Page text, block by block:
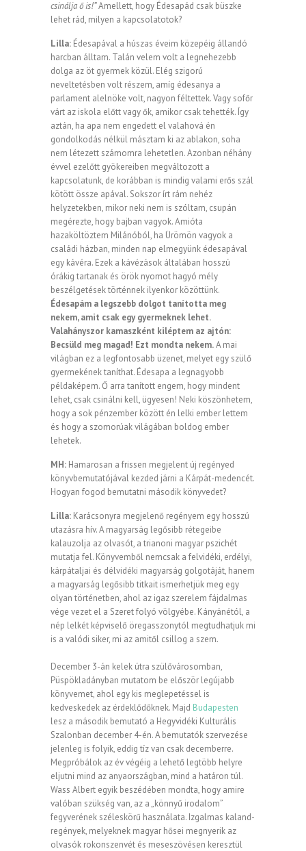
csinálja ő is!”Amellett, hogy Édesapád csak büszke
lehet rád, milyen a kapcsolatotok?
Lilla: Édesapával a húszas éveim közepéig állandó
harcban álltam. Talán velem volt a legnehezebb
dolga az öt gyermek közül. Elég szigorú
neveltetésben volt részem, amíg édesanya a
parlament alelnöke volt, nagyon féltettek. Vagy sofőr
várt az iskola előtt vagy ők, amikor csak tehették. Így
aztán, ha apa nem engedett el valahová én
gondolkodás nélkül másztam ki az ablakon, soha
nem létezett számomra lehetetlen. Azonban néhány
évvel ezelőtt gyökereiben megváltozott a
kapcsolatunk, de korábban is mindig valami erős szál
kötött össze apával. Sokszor írt rám nehéz
helyzetekben, mikor neki nem is szóltam, csupán
megérezte, hogy bajban vagyok. Amióta
hazaköltöztem Milánóból, ha Ürömön vagyok a
családi házban, minden nap elmegyünk édesapával
egy kávéra. Ezek a kávézások általában hosszú
órákig tartanak és örök nyomot hagyó mély
beszélgetések történnek ilyenkor közöttünk.
Édesapám a legszebb dolgot tanította meg
nekem, amit csak egy gyermeknek lehet.
Valahányszor kamaszként kiléptem az ajtón:
Becsüld meg magad! Ezt mondta nekem.A mai
világban ez a legfontosabb üzenet, melyet egy szülő
gyermekének taníthat. Édesapa a legnagyobb
példaképem. Ő arra tanított engem, hogy mindent
lehet, csak csinálni kell, ügyesen! Neki köszönhetem,
hogy a sok pénzember között én lelki ember lettem
és hogy a szomorúak világában boldog ember
lehetek.
MH: Hamarosan a frissen megjelent új regényed
könyvbemutatójával kezded járni a Kárpát-medencét.
Hogyan fogod bemutatni második könyvedet?
Lilla: Karácsonyra megjelenő regényem egy hosszú
utazásra hív. A magyarság legősibb rétegeibe
kalauzolja az olvasót, a trianoni magyar pszichét
mutatja fel. Könyvemből nemcsak a felvidéki, erdélyi,
kárpátaljai és délvidéki magyarság golgotáját, hanem
a magyarság legősibb titkait ismerhetjük meg egy
olyan történetben, ahol az igaz szerelem fájdalmas
vége vezet el a Szeret folyó völgyébe. Kányánétól, a
nép lelkét képviselő öregasszonytól megtudhatjuk mi
is a valódi siker, mi az amitől csillog a szem.
December 3-án kelek útra szülővárosomban,
Püspökladányban mutatom be először legújabb
könyvemet, ahol egy kis meglepetéssel is
kedveskedek az érdeklődőknek. Majd Budapesten
lesz a második bemutató a Hegyvidéki Kulturális
Szalonban december 4-én. A bemutatók szervezése
jelenleg is folyik, eddig tíz van csak decemberre.
Megpróbálok az év végéig a lehető legtöbb helyre
eljutni mind az anyaországban, mind a határon túl.
Wass Albert egyik beszédében mondta, hogy amire
valóban szükség van, az a „könnyű irodalom”
fegyverének széleskörű használata. Izgalmas kaland-
regények, melyeknek magyar hősei megnyerik az
olvasók rokonszenvét és meseszövésen keresztül